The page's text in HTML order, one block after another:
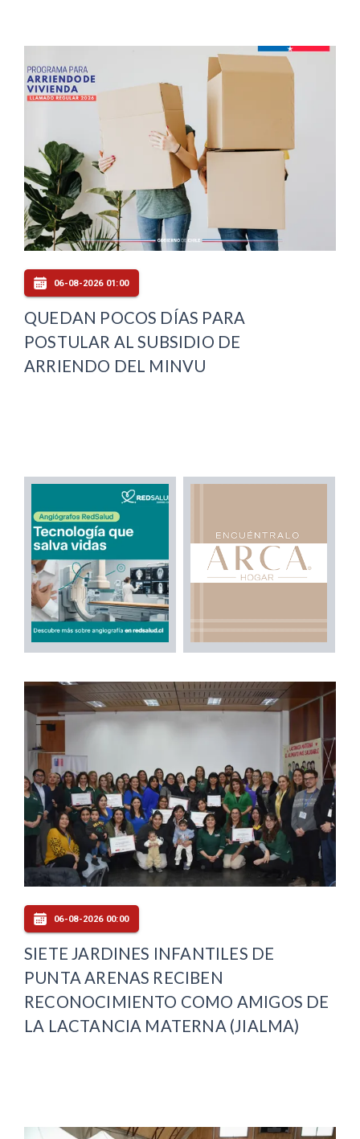
06-08-2026 01:00
QUEDAN POCOS DÍAS PARA
POSTULAR AL SUBSIDIO DE
ARRIENDO DEL MINVU
06-08-2026 00:00
SIETE JARDINES INFANTILES DE
PUNTA ARENAS RECIBEN
RECONOCIMIENTO COMO AMIGOS DE
LA LACTANCIA MATERNA (JIALMA)